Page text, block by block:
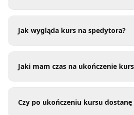
Jak wygląda kurs na spedytora?
Jaki mam czas na ukończenie
Czy po ukończeniu kursu